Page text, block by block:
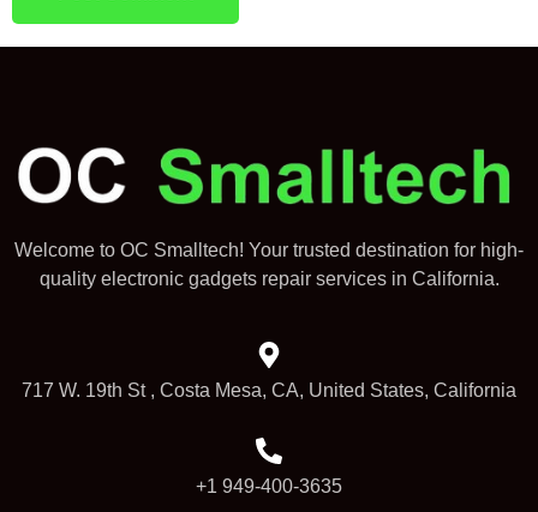
Welcome to OC Smalltech! Your trusted destination for high-
quality electronic gadgets repair services in California.
717 W. 19th St , Costa Mesa, CA, United States, California
+1 949-400-3635